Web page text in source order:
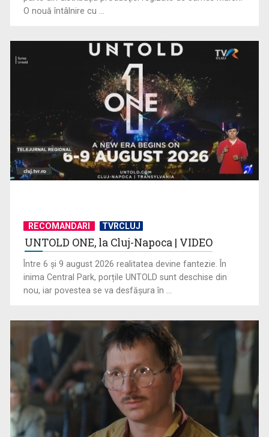
Un reper al cinematografiei mondiale, la TVR Cultural:
„Roma, oraș deschis”
De peste 160 de ani în slujba culturii românești. Povestea
„Societății” din ...
Visul începe la „Vedeta Familiei”! Au început înscrierile
pentru sezonul 9
O nouă întâlnire cu ...
RECOMANDARI TVRCLUJ
UNTOLD ONE, la Cluj-Napoca | VIDEO
Între 6 și 9 august 2026 realitatea devine fantezie. În
inima Central Park, porțile UNTOLD sunt deschise din
nou, iar povestea se va desfășura în ...